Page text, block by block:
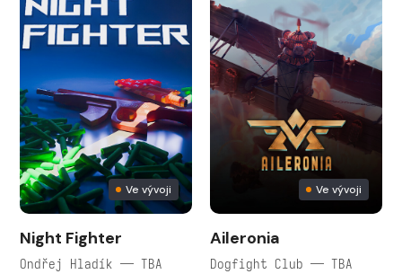
Ve vývoji
Night Fighter
Ondřej Hladík — TBA
Ve vývoji
Aileronia
Dogfight Club — TBA